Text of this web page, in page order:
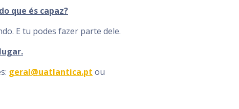
que és capaz?
E tu podes fazer parte dele.
geral@uatlantica.pt ou